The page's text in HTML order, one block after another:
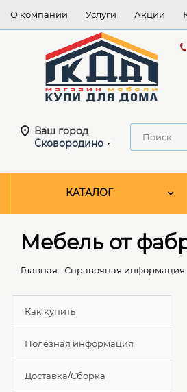
О компании Услуги Акции
Ваш город
Сковородино
КАТАЛОГ
Мебель от
Главная Справочная информация
Как купить
Полезная информация
Доставка/Сборка